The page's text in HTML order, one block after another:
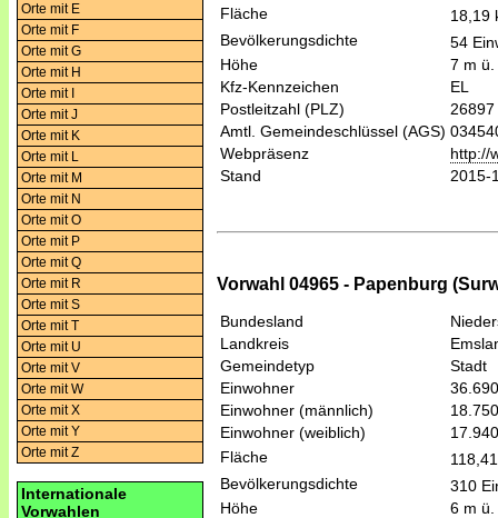
Orte mit E
Orte mit F
Orte mit G
Orte mit H
Orte mit I
Orte mit J
Orte mit K
Orte mit L
Orte mit M
Orte mit N
Orte mit O
Orte mit P
Orte mit Q
Orte mit R
Orte mit S
Orte mit T
Orte mit U
Orte mit V
Orte mit W
Orte mit X
Orte mit Y
Orte mit Z
Internationale
Vorwahlen
Fläche
18,19
Bevölkerungsdichte
54
Höhe
7 m ü.
Kfz-Kennzeichen
EL
Postleitzahl (PLZ)
26897
Amtl. Gemeindeschlüssel (AGS)
Webpräsenz
http://
Stand
2015-
Vorwahl 04965 - Papenburg
Bundesland
Landkreis
Gemeindetyp
Stadt
Einwohner
36.690
Einwohner (männlich)
18.750
Einwohner (weiblich)
17.940
Fläche
Bevölkerungsdichte
310
Höhe
6 m ü.